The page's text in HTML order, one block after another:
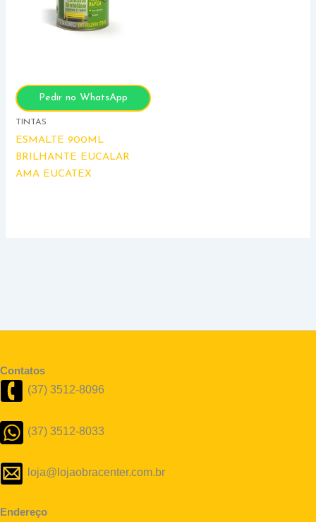
Pedir no WhatsApp
TINTAS
ESMALTE 900ML
BRILHANTE EUCALAR
AMA EUCATEX
Contatos
(37) 3512-8096
(37) 3512-8033
loja@lojaobracenter.com.br
Endereço